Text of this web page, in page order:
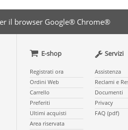
il browser Google® Chrome®
E-shop
Registrati ora
Ordini Web
Carrello
Preferiti
Ultimi acquisti
Area riservata
Servizi
Assistenza
Reclami e
Documenti
Privacy
FAQ (pdf)